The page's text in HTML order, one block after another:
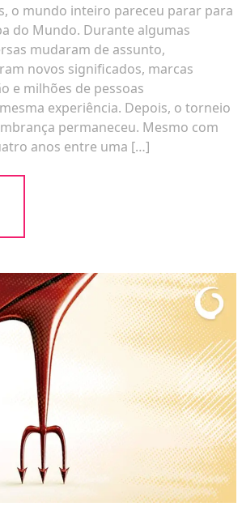
o mundo inteiro pareceu parar para
do Mundo. Durante algumas
mudaram de assunto,
novos significados, marcas
e milhões de pessoas
experiência. Depois, o torneio
permaneceu. Mesmo com
anos entre uma […]